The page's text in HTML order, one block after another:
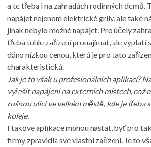
a to třeba i na zahradách rodinných domů.
napájet nejenom elektrické grily, ale také
jinak nebylo možné napájet. Pro účely
třeba tohle zařízení pronajímat, ale vyplatí
dáno nízkou cenou, která je pro tato
charakteristická.
Jak je to však u profesionálních aplikací?
vyřešit napájení na externích místech, což
rušnou ulici ve velkém městě, kde je třeba
koleje.
I takové aplikace mohou nastat, byť pro
firmy zpravidla své vlastní zařízení. Je to